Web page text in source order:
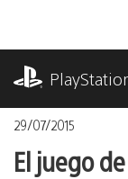
contenido
29/07/2015
El juego